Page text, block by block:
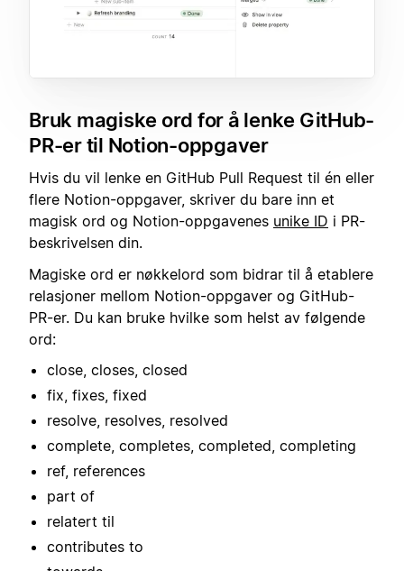
Bruk magiske ord for å lenke GitHub-
PR-er til Notion-oppgaver
Hvis du vil lenke en GitHub Pull Request til én eller
flere Notion-oppgaver, skriver du bare inn et
magisk ord og Notion-oppgavenes unike ID i PR-
beskrivelsen din.
Magiske ord er nøkkelord som bidrar til å etablere
relasjoner mellom Notion-oppgaver og GitHub-
PR-er. Du kan bruke hvilke som helst av følgende
ord:
close, closes, closed
fix, fixes, fixed
resolve, resolves, resolved
complete, completes, completed, completing
ref, references
part of
relatert til
contributes to